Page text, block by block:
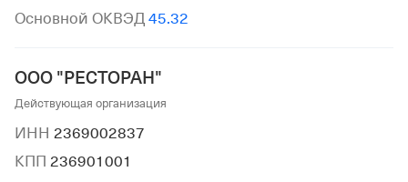
Основной ОКВЭД 45.32
ООО "РЕСТОРАН"
Действующая организация
ИНН 2369002837
КПП 236901001